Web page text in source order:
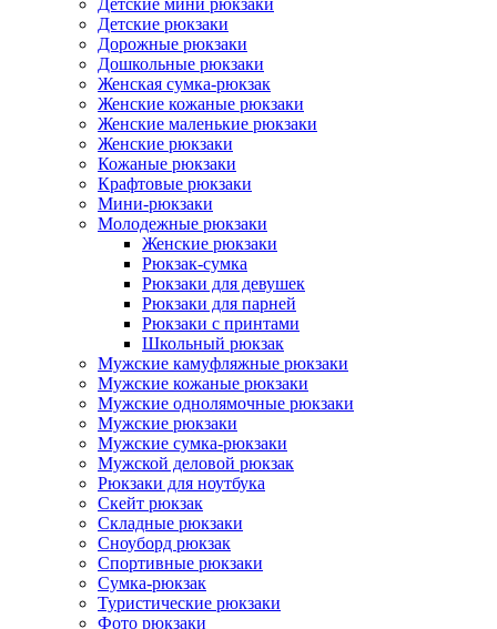
Детские мини рюкзаки
Детские рюкзаки
Дорожные рюкзаки
Дошкольные рюкзаки
Женская сумка-рюкзак
Женские кожаные рюкзаки
Женские маленькие рюкзаки
Женские рюкзаки
Кожаные рюкзаки
Крафтовые рюкзаки
Мини-рюкзаки
Молодежные рюкзаки
Женские рюкзаки
Рюкзак-сумка
Рюкзаки для девушек
Рюкзаки для парней
Рюкзаки с принтами
Школьный рюкзак
Мужские камуфляжные рюкзаки
Мужские кожаные рюкзаки
Мужские однолямочные рюкзаки
Мужские рюкзаки
Мужские сумка-рюкзаки
Мужской деловой рюкзак
Рюкзаки для ноутбука
Скейт рюкзак
Складные рюкзаки
Сноуборд рюкзак
Спортивные рюкзаки
Сумка-рюкзак
Туристические рюкзаки
Фото рюкзаки